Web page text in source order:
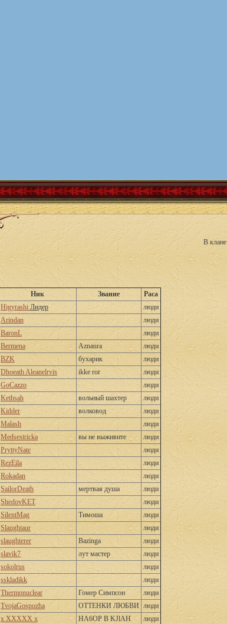
В клане
Ник Звание
Раса
HigyrashiЛидер
люди
Arindan
люди
BaronL
люди
Bermena
Aznaura
люди
BZK
бухарик
люди
Dhoeath Aleanelrvis
ikke ror
люди
GoCazzo
люди
Kethsah
вольный шахтер
люди
Kidder
волковод
люди
Malash
люди
Medsestricka
вы не выживите
люди
PryttyNate
люди
RezEila
люди
Rokadan
люди
SailorDeath
мертвая душа
люди
ShedovKET
люди
SilentMag
Тимоша
люди
Slaughtaur
люди
slaughterer
Bazinga
люди
slavik7
лут мастер
люди
sokolrus
люди
sskladikk
люди
Thermonuclear
Гомер Симпсон
люди
TvojaGospozha
ОТТЕНКИ ЛЮБВИ люди
x XXXXX x
HA6OP B KJlAH
люди